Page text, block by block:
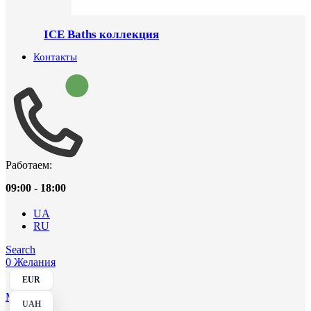
ICE Baths коллекция
Контакты
Работаем:
09:00 - 18:00
UA
RU
Search
0 Желания
EUR
UAH
Menu